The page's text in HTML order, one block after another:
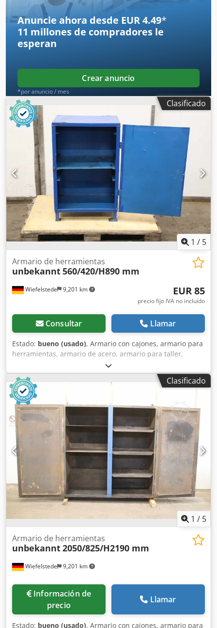
Anuncie ahora desde EUR 4.49*
11 millones de compradores le
esperan
Crear anuncio
*por anuncio / mes
Clasificado
1 / 5
Wiefelstede 9,201 km
Armario de herramientas
unbekannt560/420/H890 mm
EUR 85
precio fijo IVA no incluído
Consultar Llamar
Estado: bueno (usado), Armario con cajones, armario para
herramientas, armario de acero, armario para taller,
taquilla de acero Cjdpfxox Hgfge Al Teha -Armario para
herramientas: armario de acero, 2 puertas, diseño robusto
con 1 estante -Ancho: 560 mm -Profundidad: 420 mm -
Altura: 890 mm -Estantes: distribución/altura, ver fotos -
Puerta: con cierre, sin cerradura -Peso: 47 kg
Clasificado
1 / 5
Wiefelstede 9,201 km
Armario de herramientas
unbekannt2050/825/H2190 mm
Información de
precio
Llamar
Estado: bueno (usado), Armario con cajones, armario para